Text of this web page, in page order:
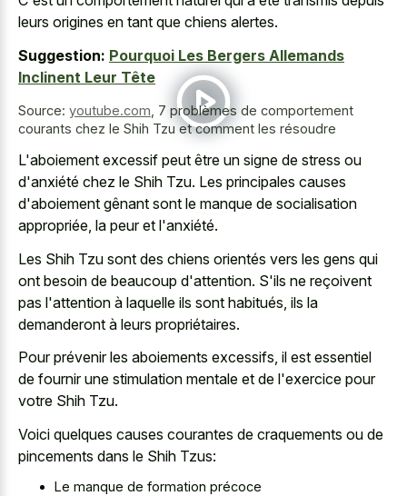
leurs origines en tant que chiens alertes.
Suggestion: Pourquoi Les Bergers Allemands
Inclinent Leur Tête
Source: youtube.com 7 problèmes de comportement
courants chez le Shih Tzu et comment les résoudre
L'aboiement excessif peut être un signe de stress ou
d'anxiété chez le Shih Tzu. Les principales causes
d'aboiement gênant sont le manque de socialisation
appropriée, la peur et l'anxiété.
Les Shih Tzu sont des chiens orientés vers les gens qui
ont besoin de beaucoup d'attention. S'ils ne reçoivent
pas l'attention à laquelle ils sont habitués, ils la
demanderont à leurs propriétaires.
Pour prévenir les aboiements excessifs, il est essentiel
de fournir une stimulation mentale et de l'exercice pour
votre Shih Tzu.
Voici quelques causes courantes de craquements ou de
pincements dans le Shih Tzus:
Le manque de formation précoce